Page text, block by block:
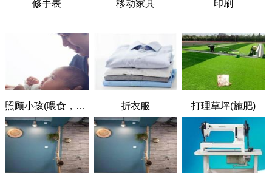
修手表 移动家具 印刷
照顾小孩(喂食，站着) 折衣服 打理草坪(施肥)